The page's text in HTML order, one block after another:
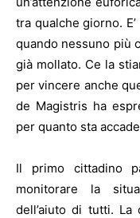
tra qualche giorno.
quando nessuno più
già mollato. Ce la
per vincere anche
de Magistris ha
per quanto sta
Il primo cittadino
monitorare la
dell’aiuto di tutti. La